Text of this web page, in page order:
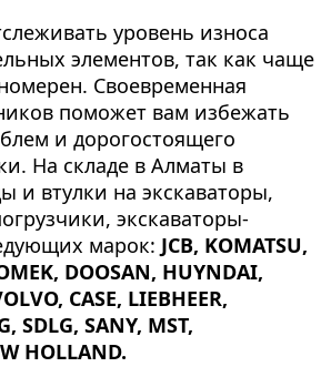
уровень износа
элементов, так как чаще
Своевременная
поможет вам избежать
и дорогостоящего
На складе в Алматы в
и втулки на экскаваторы,
экскаваторы-
марок: JCB, KOMATSU,
DOOSAN, HUYNDAI,
CASE, LIEBHEER,
SDLG, SANY, MST,
HOLLAND.